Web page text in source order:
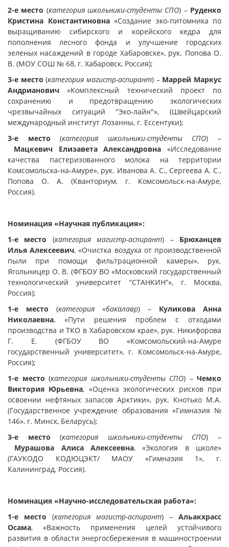
2-е место (категория школьники-студенты СПО) –Руденко
Кристина Константиновна«Создание эко-питомника по
выращиванию сибирского и корейского кедра для
пополнения лесного фонда и улучшение городских
зеленых насаждений в городе Хабаровске», рук. Попова О.
В. (МОУ СОШ № 68, г. Хабаровск, Россия);
3-е место(категория магистр-аспирант) – Маррей Маркус
Андрианович «Комплексный технический проект по
сохранению и предотвращению экологических
чрезвычайных ситуаций "Эко-лайн"», (Швейцарский
международный институт Лозанны, г. Ессентуки);
3-е место (категория школьники-студенты СПО) –
Мацкевич Елизавета Александровна «Исследование
качества пастеризованного молока на территории
Комсомольска-на-Амуре», рук. Иванова А. С., Сергеева А. С.,
Попова О. А. (Кванториум, г. Комсомольск-на-Амуре,
Россия).
Номинация «Научная публикация»:
1-е место (категория магистр-аспирант) –Брюханцев
Илья Алексеевич, «Очистка воздуха от производственной
пыли при помощи фильтрационной камеры», рук.
Ягольницер О. В. (ФГБОУ ВО «Московский государственный
технологический университет “СТАНКИН”», г. Москва,
Россия);
1-е место (категория «бакалавр) – Куликова Анна
Николаевна, «Пути решения проблем с отходами
производства и ТКО в Хабаровском крае», рук. Никифорова
Г. Е. (ФГБОУ ВО «Комсомольский-на-Амуре
государственный университет», г. Комсомольск-на-Амуре,
Россия);
1-е место (категория школьники-студенты СПО) –Чемко
Виктория Юрьевна, «Оценка экологических рисков при
освоении нефтяных запасов Арктики», рук. Кнотько М.А.
(Государственное учреждение образования «Гимназия №
146», г. Минск, Беларусь);
3-е место (категория школьники-студенты СПО) –
Мурашова Алиса Алексеевна, «Экология в школе»
(ГАУКОДО КОДЮЦЭКТ/ МАОУ «Гимназия 1», г.
Калининград, Россия).
Номинация «Научно-исследовательская работа»:
1-е место (категория магистр-аспирант) – Альакхрасс
Осама, «Важность применения целей устойчивого
развития в области энергосбережения в машиностроении